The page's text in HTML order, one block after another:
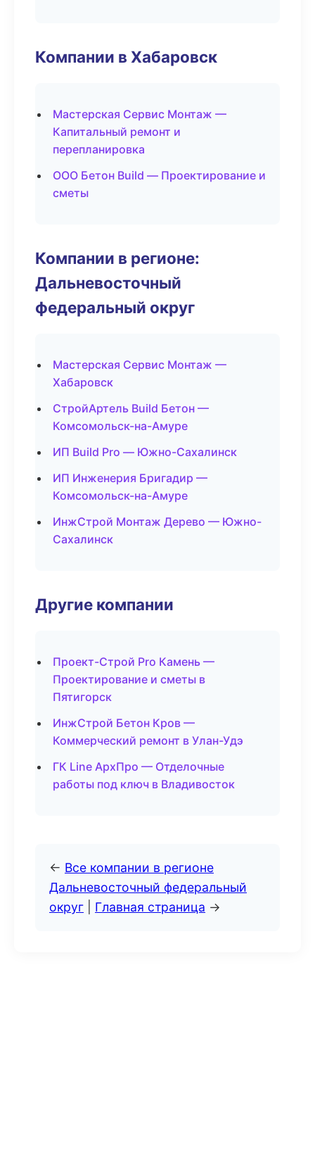
Компании в Хабаровск
Мастерская Сервис Монтаж —
Капитальный ремонт и
перепланировка
ООО Бетон Build — Проектирование и
сметы
Компании в регионе:
Дальневосточный
федеральный округ
Мастерская Сервис Монтаж —
Хабаровск
СтройАртель Build Бетон —
Комсомольск-на-Амуре
ИП Build Pro — Южно-Сахалинск
ИП Инженерия Бригадир —
Комсомольск-на-Амуре
ИнжСтрой Монтаж Дерево — Южно-
Сахалинск
Другие компании
Проект-Строй Pro Камень —
Проектирование и сметы в
Пятигорск
ИнжСтрой Бетон Кров —
Коммерческий ремонт в Улан-Удэ
ГК Line АрхПро — Отделочные
работы под ключ в Владивосток
← Все компании в регионе
Дальневосточный федеральный
округ
Главная страница →